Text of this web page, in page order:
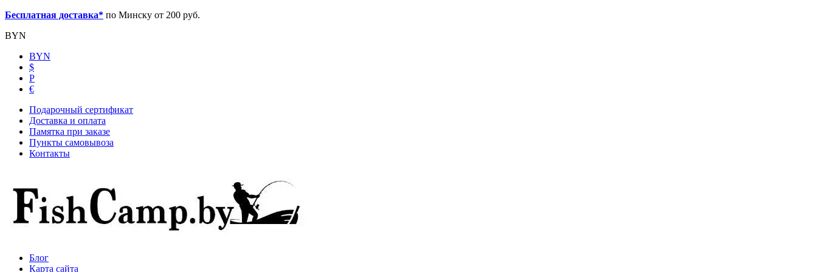
Бесплатная доставка* по Минску от 200 руб.
BYN
BYN
$
Р
€
Подарочный сертификат
Доставка и оплата
Памятка при заказе
Пункты самовывоза
Контакты
Блог
Карта сайта